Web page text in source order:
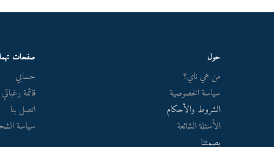
حول
من هي ناي؟
سياسة الخصوصية
الشروط والأحكام
الأسئلة الشائعة
بصمتنا
صفحات
حسابي
قائمة رغباتي
اتصل بنا
سياسة